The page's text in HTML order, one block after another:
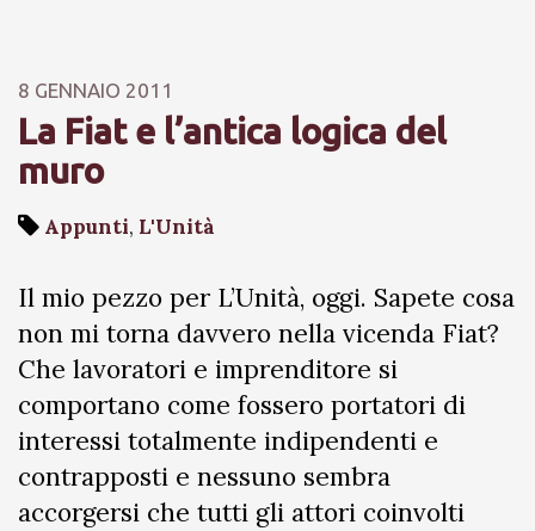
8 GENNAIO 2011
La Fiat e l’antica logica del
muro
Appunti, L'Unità
Il mio pezzo per L’Unità, oggi. Sapete cosa
non mi torna davvero nella vicenda Fiat?
Che lavoratori e imprenditore si
comportano come fossero portatori di
interessi totalmente indipendenti e
contrapposti e nessuno sembra
accorgersi che tutti gli attori coinvolti